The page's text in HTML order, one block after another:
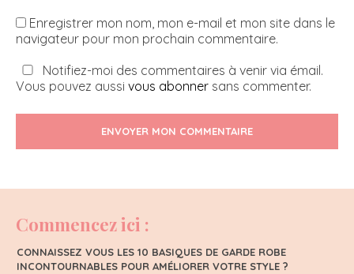
Enregistrer mon nom, mon e-mail et mon site dans le
navigateur pour mon prochain commentaire.
Notifiez-moi des commentaires à venir via émail.
Vous pouvez aussi vous abonner sans commenter.
ENVOYER MON COMMENTAIRE
Commencez ici :
CONNAISSEZ VOUS LES 10 BASIQUES DE GARDE ROBE
INCONTOURNABLES POUR AMÉLIORER VOTRE STYLE ?